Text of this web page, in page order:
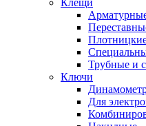
Клещи
Трубные и
Ключи
Для